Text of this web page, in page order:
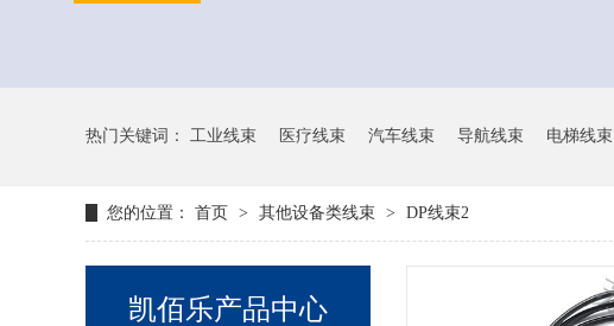
热门关键词： 工业线束 医疗线束 汽车线束 导航线束 电梯线束
您的位置： 首页 > 其他设备类线束 > DP线束2
凯佰乐产品中心